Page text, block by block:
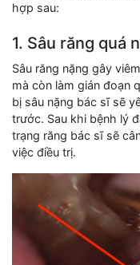
hợp sau:
1. Sâu răng quá
Sâu răng nặng gây
mà còn làm gián đoạn
bị sâu nặng bác sĩ sẽ
trước. Sau khi bệnh lý
trạng răng bác sĩ sẽ
việc điều trị.